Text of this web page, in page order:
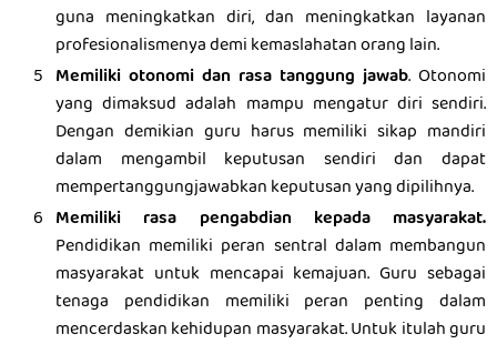
guna meningkatkan diri, dan meningkatkan layanan
profesionalismenya demi kemaslahatan orang lain.
Memiliki otonomi dan rasa tanggung jawab. Otonomi
yang dimaksud adalah mampu mengatur diri sendiri.
Dengan demikian guru harus memiliki sikap mandiri
dalam mengambil keputusan sendiri dan dapat
mempertanggungjawabkan keputusan yang dipilihnya.
Memiliki rasa pengabdian kepada masyarakat.
Pendidikan memiliki peran sentral dalam membangun
masyarakat untuk mencapai kemajuan. Guru sebagai
tenaga pendidikan memiliki peran penting dalam
mencerdaskan kehidupan masyarakat. Untuk itulah guru